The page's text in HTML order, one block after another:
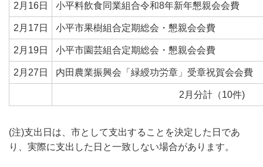
2月16日 小平料飲食同業組合令和8年新年懇親会会費
2月17日 小平市果樹組合定期総会・懇親会会費
2月19日 小平市園芸組合定期総会・懇親会会費
2月27日 内田農業振興会「緑綬功労章」受章祝賀会会費
2月分計（10件)
(注)支出日は、市として支出することを決定した日であ
り、実際に支出した日と一致しない場合があります。